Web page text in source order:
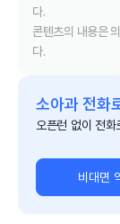
다.
콘텐츠의 내용은
다.
소아과 전화
오픈런 없이 전
비대면